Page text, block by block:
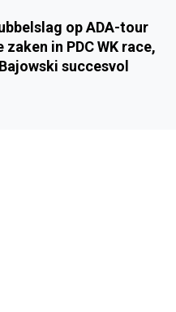
op ADA-tour
in PDC WK race,
succesvol